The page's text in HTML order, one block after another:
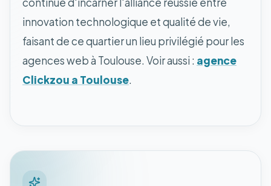
innovation technologique et qualité de vie,
faisant de ce quartier un lieu privilégié pour les
agences web à Toulouse. Voir aussi : agence
Clickzou a Toulouse.